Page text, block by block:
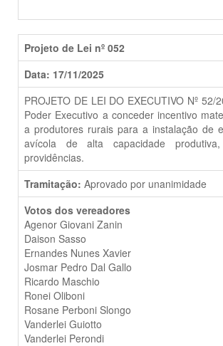
Projeto de Lei nº 052
Data: 17/11/2025
PROJETO DE LEI DO EXECUTIVO Nº 52/
Poder Executivo a conceder incentivo
a produtores rurais para a instalação de
avícola de alta capacidade
providências.
Tramitação: Aprovado por unanimidade
Votos dos vereadores
Agenor Giovani Zanin
Daison Sasso
Ernandes Nunes Xavier
Josmar Pedro Dal Gallo
Ricardo Maschio
Ronei Oliboni
Rosane Perboni Slongo
Vanderlei Guiotto
Vanderlei Perondi